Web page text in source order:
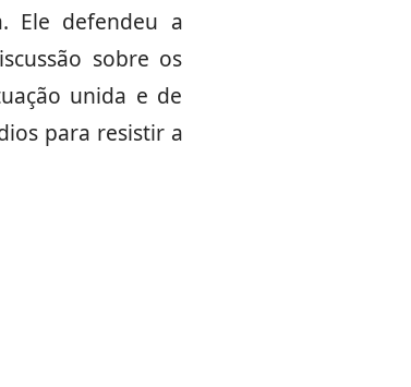
Ele defendeu a
sobre os
unida e de
para resistir a